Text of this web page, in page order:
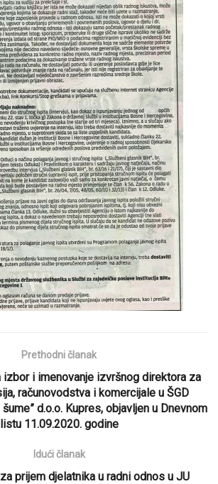
Prethodni članak
i imenovanje izvršnog direktora za
računovodstva i komercijale u ŠGD
d.o.o. Kupres, objavljen u Dnevnom
listu 11.09.2020. godine
Idući članak
prijem djelatnika u radni odnos u JU